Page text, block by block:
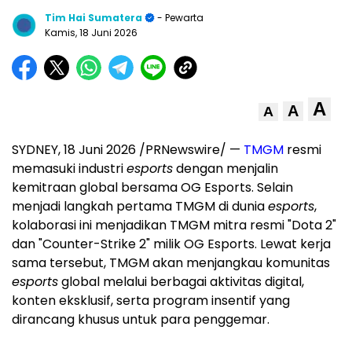
Tim Hai Sumatera
- Pewarta
Kamis, 18 Juni 2026
A A A
SYDNEY, 18 Juni 2026 /PRNewswire/ — TMGM resmi
memasuki industriesportsdengan menjalin
kemitraan global bersama OG Esports. Selain
menjadi langkah pertama TMGM di duniaesports,
kolaborasi ini menjadikan TMGM mitra resmi "Dota 2"
dan "Counter-Strike 2" milik OG Esports. Lewat kerja
sama tersebut, TMGM akan menjangkau komunitas
esportsglobal melalui berbagai aktivitas digital,
konten eksklusif, serta program insentif yang
dirancang khusus untuk para penggemar.